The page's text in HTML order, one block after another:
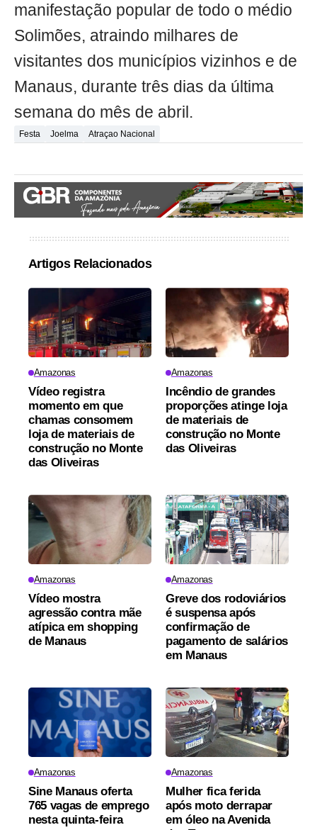
manifestação popular de todo o médio
Solimões, atraindo milhares de
visitantes dos municípios vizinhos e de
Manaus, durante três dias da última
semana do mês de abril.
Festa Joelma Atraçao Nacional
Artigos Relacionados
Amazonas
Vídeo registra
momento em que
chamas consomem
loja de materiais de
construção no Monte
das Oliveiras
Amazonas
Incêndio de grandes
proporções atinge loja
de materiais de
construção no Monte
das Oliveiras
Amazonas
Vídeo mostra
agressão contra mãe
atípica em shopping
de Manaus
Amazonas
Greve dos rodoviários
é suspensa após
confirmação de
pagamento de salários
em Manaus
Amazonas
Sine Manaus oferta
765 vagas de emprego
nesta quinta-feira
Amazonas
Mulher fica ferida
após moto derrapar
em óleo na Avenida